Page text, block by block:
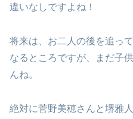
違いなしですよね！
将来は、お二人の後を追っ
なるところですが、まだ子
んね。
絶対に菅野美穂さんと堺雅